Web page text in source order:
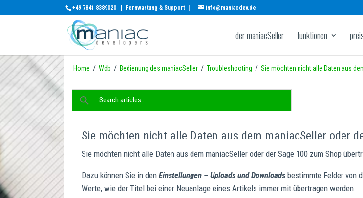
+49 7841 8389020 Fernwartung & Support info@maniacdev.de
der maniacSeller funktionen
Home / Wdb / Bedienung des maniacSeller / Troubleshooting / Sie möchten nicht alle Daten aus
Sie möchten nicht alle Daten aus dem maniacSeller oder
Sie möchten nicht alle Daten aus dem maniacSeller oder der Sage 100 zum Shop
Dazu können Sie in den Einstellungen – Uploads und Downloads bestimmte Felder von
Werte, wie der Titel bei einer Neuanlage eines Artikels immer mit übertragen werden.